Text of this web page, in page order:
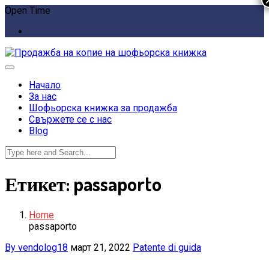
Open Time
Начало
За нас
Шофьорска книжка за продажба
Свържете се с нас
Blog
Етикет: passaporto
Home
passaporto
By vendolog18 март 21, 2022 Patente di guida